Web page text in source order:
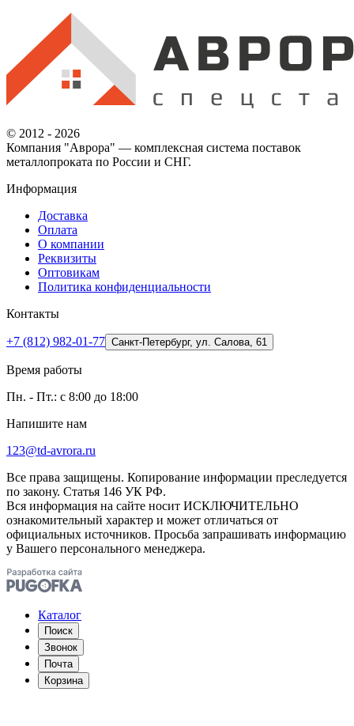
© 2012 - 2026
Компания "Аврора" — комплексная система поставок
металлопроката по России и СНГ.
Информация
Доставка
Оплата
О компании
Реквизиты
Оптовикам
Политика конфиденциальности
Контакты
+7 (812) 982-01-77 Санкт-Петербург, ул. Салова, 61
Время работы
Пн. - Пт.: с 8:00 до 18:00
Напишите нам
123@td-avrora.ru
Все права защищены. Копирование информации преследуется
по закону. Статья 146 УК РФ.
Вся информация на сайте носит ИСКЛЮЧИТЕЛЬНО
ознакомительный характер и может отличаться от
официальных источников. Просьба запрашивать информацию
у Вашего персонального менеджера.
Каталог
Поиск
Звонок
Почта
Корзина